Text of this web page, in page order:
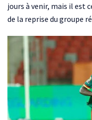
jours à venir, mais il est
de la reprise du groupe